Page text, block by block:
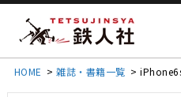
HOME > 雑誌・書籍一覧 >